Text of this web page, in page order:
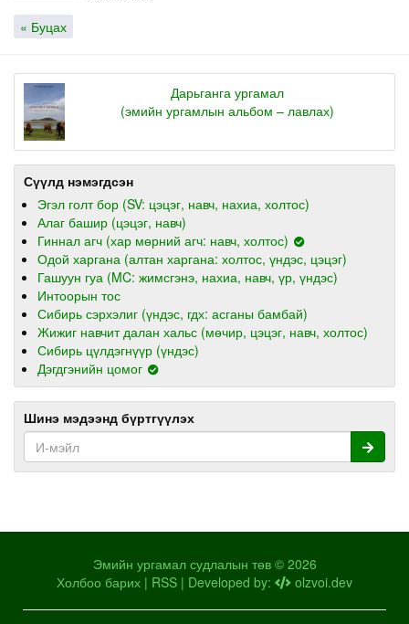
« Буцах
Дарьганга ургамал
(эмийн ургамлын альбом – лавлах)
Сүүлд нэмэгдсэн
Эгэл голт бор (SV: цэцэг, навч, нахиа, холтос)
Алаг башир (цэцэг, навч)
Гиннал агч (хар мөрний агч: навч, холтос)
Одой харгана (алтан харгана: холтос, үндэс, цэцэг)
Гашуун гуа (MC: жимсгэнэ, нахиа, навч, үр, үндэс)
Интоорын тос
Сибирь сэрхэлиг (үндэс, гдх: асганы бамбай)
Жижиг навчит далан хальс (мөчир, цэцэг, навч, холтос)
Сибирь цүлдэгнүүр (үндэс)
Дэгдгэнийн цомог
Шинэ мэдээнд бүртгүүлэх
Эмийн ургамал судлалын төв © 2026
Холбоо барих | RSS | Developed by: olzvoi.dev